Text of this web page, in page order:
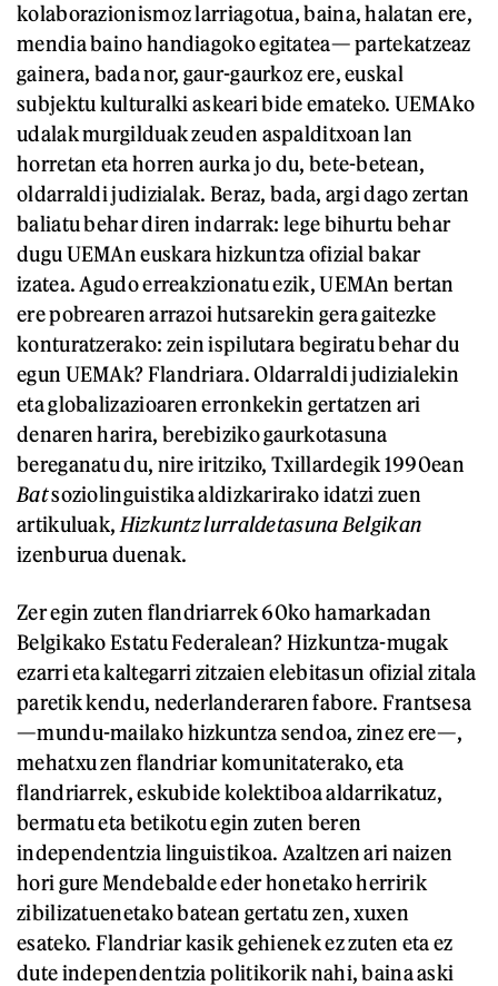
kolaborazionismoz larriagotua, baina, halatan ere,
mendia baino handiagoko egitatea— partekatzeaz
gainera, bada nor, gaur-gaurkoz ere, euskal
subjektu kulturalki askeari bide emateko. UEMAko
udalak murgilduak zeuden aspalditxoan lan
horretan eta horren aurka jo du, bete-betean,
oldarraldi judizialak. Beraz, bada, argi dago zertan
baliatu behar diren indarrak: lege bihurtu behar
dugu UEMAn euskara hizkuntza ofizial bakar
izatea. Agudo erreakzionatu ezik, UEMAn bertan
ere pobrearen arrazoi hutsarekin gera gaitezke
konturatzerako: zein ispilutara begiratu behar du
egun UEMAk? Flandriara. Oldarraldi judizialekin
eta globalizazioaren erronkekin gertatzen ari
denaren harira, berebiziko gaurkotasuna
bereganatu du, nire iritziko, Txillardegik 1990ean
Batsoziolinguistika aldizkarirako idatzi zuen
artikuluak, Hizkuntz lurraldetasuna Belgikan
izenburua duenak.
Zer egin zuten flandriarrek 60ko hamarkadan
Belgikako Estatu Federalean? Hizkuntza-mugak
ezarri eta kaltegarri zitzaien elebitasun ofizial zitala
paretik kendu, nederlanderaren fabore. Frantsesa
—mundu-mailako hizkuntza sendoa, zinez ere—,
mehatxu zen flandriar komunitaterako, eta
flandriarrek, eskubide kolektiboa aldarrikatuz,
bermatu eta betikotu egin zuten beren
independentzia linguistikoa. Azaltzen ari naizen
hori gure Mendebalde eder honetako herririk
zibilizatuenetako batean gertatu zen, xuxen
esateko. Flandriar kasik gehienek ez zuten eta ez
dute independentzia politikorik nahi, baina aski